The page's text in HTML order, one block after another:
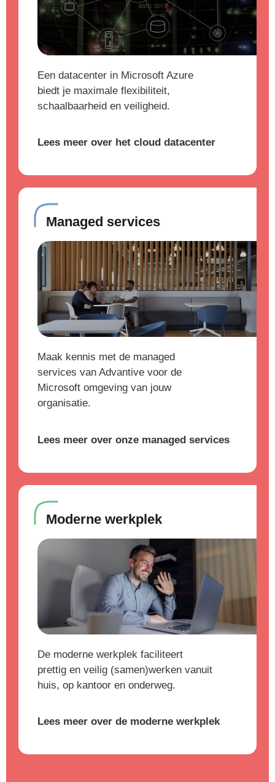
Een datacenter in Microsoft Azure
biedt je maximale flexibiliteit,
schaalbaarheid en veiligheid.
Lees meer over het cloud datacenter
Managed services
Maak kennis met de managed
services van Advantive voor de
Microsoft omgeving van jouw
organisatie.
Lees meer over onze managed services
Moderne werkplek
De moderne werkplek faciliteert
prettig en veilig (samen)werken vanuit
huis, op kantoor en onderweg.
Lees meer over de moderne werkplek